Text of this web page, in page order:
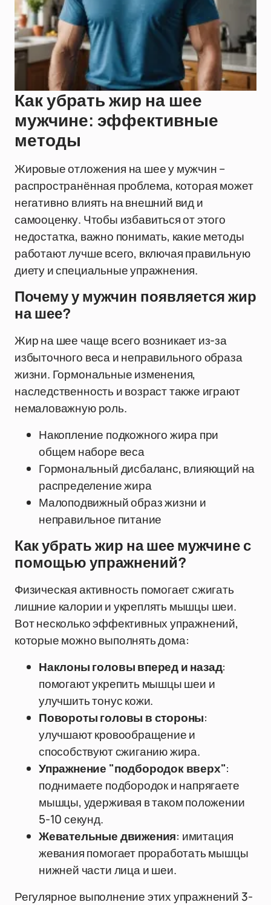
Как убрать жир на шее
мужчине: эффективные
методы
Жировые отложения на шее у мужчин –
распространённая проблема, которая может
негативно влиять на внешний вид и
самооценку. Чтобы избавиться от этого
недостатка, важно понимать, какие методы
работают лучше всего, включая правильную
диету и специальные упражнения.
Почему у мужчин появляется жир
на шее?
Жир на шее чаще всего возникает из-за
избыточного веса и неправильного образа
жизни. Гормональные изменения,
наследственность и возраст также играют
немаловажную роль.
Накопление подкожного жира при
общем наборе веса
Гормональный дисбаланс, влияющий на
распределение жира
Малоподвижный образ жизни и
неправильное питание
Как убрать жир на шее мужчине с
помощью упражнений?
Физическая активность помогает сжигать
лишние калории и укреплять мышцы шеи.
Вот несколько эффективных упражнений,
которые можно выполнять дома:
Наклоны головы вперед и назад:
помогают укрепить мышцы шеи и
улучшить тонус кожи.
Повороты головы в стороны:
улучшают кровообращение и
способствуют сжиганию жира.
Упражнение "подбородок вверх":
поднимаете подбородок и напрягаете
мышцы, удерживая в таком положении
5-10 секунд.
Жевательные движения: имитация
жевания помогает проработать мышцы
нижней части лица и шеи.
Регулярное выполнение этих упражнений 3-